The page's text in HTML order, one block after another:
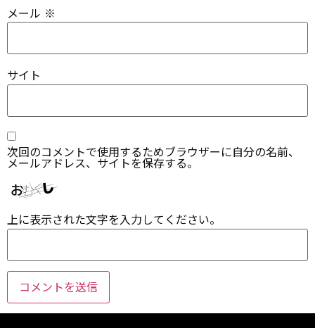
メール ※
サイト
次回のコメントで使用するためブラウザーに自分の名前、
メールアドレス、サイトを保存する。
上に表示された文字を入力してください。